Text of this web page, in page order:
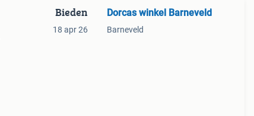
Bieden
18 apr 26
Dorcas winkel Barneveld
Barneveld